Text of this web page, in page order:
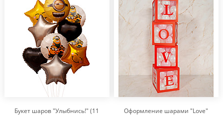
Букет шаров "Улыбнись!" (11
Оформление шарами "Love"